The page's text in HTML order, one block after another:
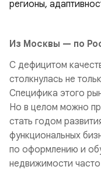
Из Москвы — по
С дефицитом
столкнулась не
Специфика этого
Но в целом можно
стать годом
функциональных
по оформлению и
недвижимости